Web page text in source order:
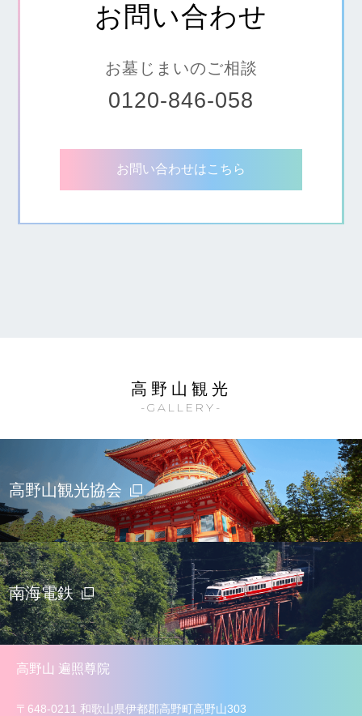
お問い合わせ
お墓じまいのご相談
0120-846-058
お問い合わせはこちら
高野山観光
-GALLERY-
高野山観光協会
南海電鉄
高野山 遍照尊院
〒648-0211 和歌山県伊都郡高野町高野山303